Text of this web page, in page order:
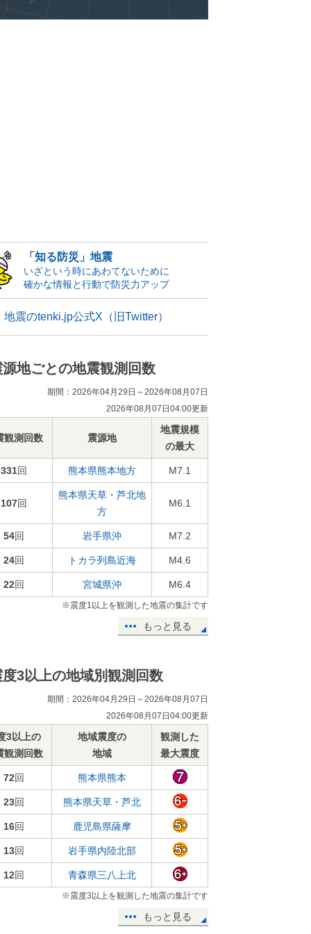
「知る防災」地震
いざという時にあわてないために
確かな情報と行動で防災力アップ
地震のtenki.jp公式X（旧Twitter）
源地ごとの地震観測回数
期間：2026年04月29日～2026年08月07日
2026年08月07日04:00更新
観測回数 震源地
地震規模
の最大
331回 熊本県熊本地方 M7.1
107回
熊本県天草・芦北地
方
M6.1
54回 岩手県沖 M7.2
24回 トカラ列島近海 M4.6
22回 宮城県沖 M6.4
※震度1以上を観測した地震の集計です
もっと見る
度3以上の地域別観測回数
期間：2026年04月29日～2026年08月07日
2026年08月07日04:00更新
3以上の
観測回数
地域震度の
地域
観測した
最大震度
72回 熊本県熊本
23回 熊本県天草・芦北
16回 鹿児島県薩摩
13回 岩手県内陸北部
12回 青森県三八上北
※震度3以上を観測した地震の集計です
もっと見る